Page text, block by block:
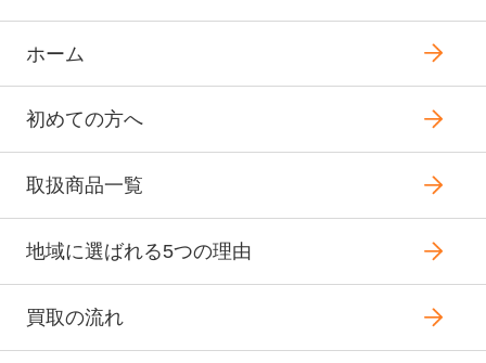
ホーム
初めての方へ
取扱商品一覧
地域に選ばれる5つの理由
買取の流れ